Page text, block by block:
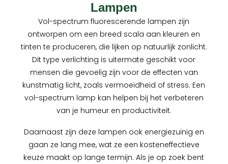
Lampen
Vol-spectrum fluorescerende lampen zijn
ontworpen om een breed scala aan kleuren en
tinten te produceren, die lijken op natuurlijk zonlicht.
Dit type verlichting is uitermate geschikt voor
mensen die gevoelig zijn voor de effecten van
kunstmatig licht, zoals vermoeidheid of stress. Een
vol-spectrum lamp kan helpen bij het verbeteren
van je humeur en productiviteit.
Daarnaast zijn deze lampen ook energiezuinig en
gaan ze lang mee, wat ze een kosteneffectieve
keuze maakt op lange termijn. Als je op zoek bent